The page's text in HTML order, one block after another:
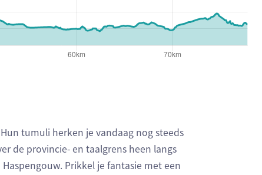
tumuli herken je vandaag nog steeds
de provincie- en taalgrens heen langs
Prikkel je fantasie met een